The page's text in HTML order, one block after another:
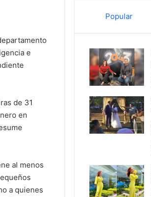
e
de 31
en
al menos
a quienes
Popular